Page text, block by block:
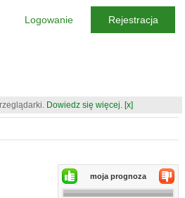
Dowiedz się więcej. [x]
moja prognoza
Logowanie Rejestracja